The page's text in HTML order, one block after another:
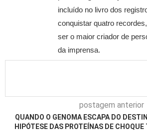
incluído no livro dos
conquistar quatro
ser o maior criador de
da imprensa.
postagem anterior
QUANDO O GENOMA ESCAPA DO
HIPÓTESE DAS PROTEÍNAS DE